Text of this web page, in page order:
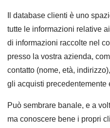
Il database clienti è uno
tutte le informazioni relative
di informazioni raccolte nel
presso la vostra azienda,
contatto (nome, età,
gli acquisti precedentemente
Può sembrare banale, e a
ma conoscere bene i propri